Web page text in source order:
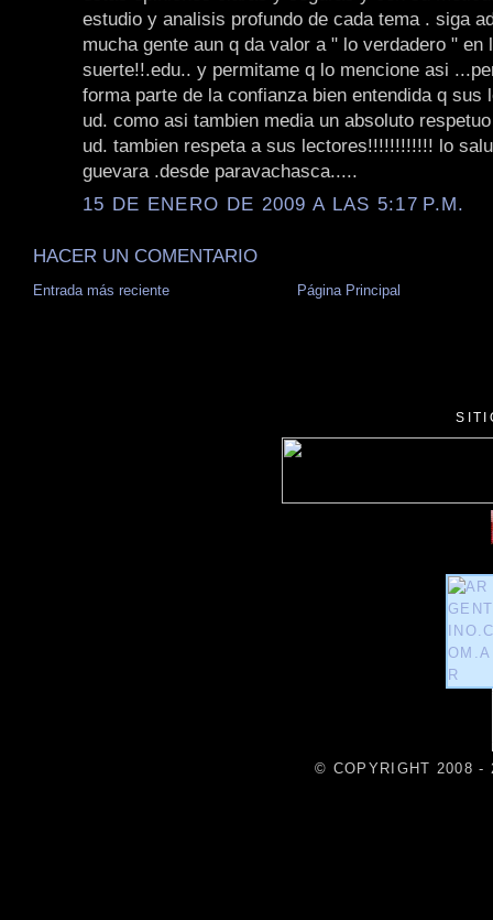
estudio y analisis profundo de cada tema . siga
mucha gente aun q da valor a " lo verdadero " en
suerte!!.edu.. y permitame q lo mencione asi
forma parte de la confianza bien entendida q sus
ud. como asi tambien media un absoluto
ud. tambien respeta a sus lectores!!!!!!!!!!!! lo
guevara .desde paravachasca.....
15 DE ENERO DE 2009 A LAS 5:17 P.M.
HACER UN COMENTARIO
Entrada más reciente Página Principal
© COPYRIGHT 2008